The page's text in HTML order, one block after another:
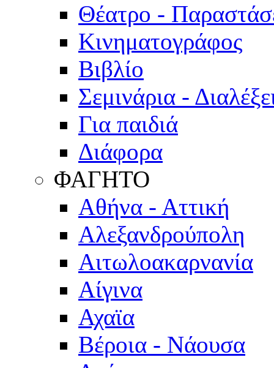
Θέατρο -
Κινηματογράφος
Βιβλίο
Σεμινάρια -
Για παιδιά
Διάφορα
ΦΑΓΗΤΟ
Αθήνα - Αττική
Αλεξανδρούπολη
Αιτωλοακαρνανία
Αίγινα
Αχαϊα
Βέροια - Νάουσα